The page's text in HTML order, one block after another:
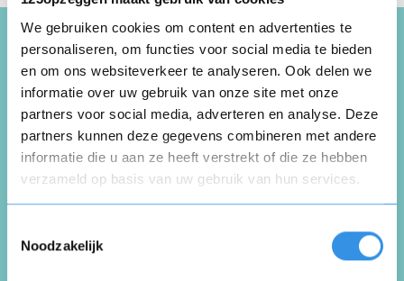
We gebruiken cookies om content en advertenties te
personaliseren, om functies voor social media te bieden
en om ons websiteverkeer te analyseren. Ook delen we
informatie over uw gebruik van onze site met onze
partners voor social media, adverteren en analyse. Deze
partners kunnen deze gegevens combineren met andere
informatie die u aan ze heeft verstrekt of die ze hebben
verzameld op basis van uw gebruik van hun services.
Noodzakelijk
Schrijf een review over
Oosthoek
Bedrijfsassurantiën
Schrijf een review